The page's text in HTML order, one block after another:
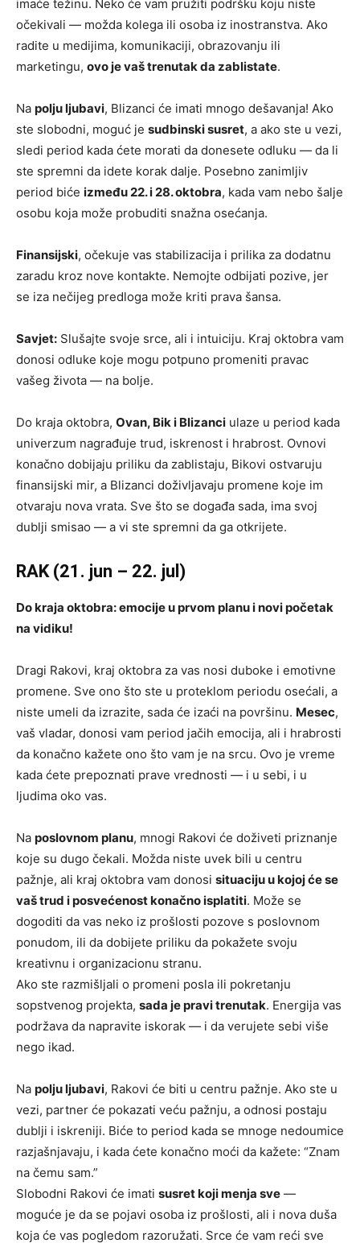
imaće težinu. Neko će vam pružiti podršku koju niste
očekivali — možda kolega ili osoba iz inostranstva. Ako
radite u medijima, komunikaciji, obrazovanju ili
marketingu, ovo je vaš trenutak da zablistate.
Na polju ljubavi, Blizanci će imati mnogo dešavanja! Ako
ste slobodni, moguć je sudbinski susret, a ako ste u vezi,
sledi period kada ćete morati da donesete odluku — da li
ste spremni da idete korak dalje. Posebno zanimljiv
period biće između 22. i 28. oktobra, kada vam nebo šalje
osobu koja može probuditi snažna osećanja.
Finansijski, očekuje vas stabilizacija i prilika za dodatnu
zaradu kroz nove kontakte. Nemojte odbijati pozive, jer
se iza nečijeg predloga može kriti prava šansa.
Savjet: Slušajte svoje srce, ali i intuiciju. Kraj oktobra vam
donosi odluke koje mogu potpuno promeniti pravac
vašeg života — na bolje.
Do kraja oktobra, Ovan, Bik i Blizanci ulaze u period kada
univerzum nagrađuje trud, iskrenost i hrabrost. Ovnovi
konačno dobijaju priliku da zablistaju, Bikovi ostvaruju
finansijski mir, a Blizanci doživljavaju promene koje im
otvaraju nova vrata. Sve što se događa sada, ima svoj
dublji smisao — a vi ste spremni da ga otkrijete.
RAK (21. jun – 22. jul)
Do kraja oktobra: emocije u prvom planu i novi početak
na vidiku!
Dragi Rakovi, kraj oktobra za vas nosi duboke i emotivne
promene. Sve ono što ste u proteklom periodu osećali, a
niste umeli da izrazite, sada će izaći na površinu. Mesec,
vaš vladar, donosi vam period jačih emocija, ali i hrabrosti
da konačno kažete ono što vam je na srcu. Ovo je vreme
kada ćete prepoznati prave vrednosti — i u sebi, i u
ljudima oko vas.
Na poslovnom planu, mnogi Rakovi će doživeti priznanje
koje su dugo čekali. Možda niste uvek bili u centru
pažnje, ali kraj oktobra vam donosi situaciju u kojoj će se
vaš trud i posvećenost konačno isplatiti. Može se
dogoditi da vas neko iz prošlosti pozove s poslovnom
ponudom, ili da dobijete priliku da pokažete svoju
kreativnu i organizacionu stranu.
Ako ste razmišljali o promeni posla ili pokretanju
sopstvenog projekta, sada je pravi trenutak. Energija vas
podržava da napravite iskorak — i da verujete sebi više
nego ikad.
Na polju ljubavi, Rakovi će biti u centru pažnje. Ako ste u
vezi, partner će pokazati veću pažnju, a odnosi postaju
dublji i iskreniji. Biće to period kada se mnoge nedoumice
razjašnjavaju, i kada ćete konačno moći da kažete: “Znam
na čemu sam.”
Slobodni Rakovi će imati susret koji menja sve —
moguće je da se pojavi osoba iz prošlosti, ali i nova duša
koja će vas pogledom razoružati. Srce će vam reći sve